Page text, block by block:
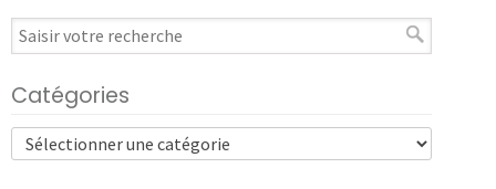
Catégories